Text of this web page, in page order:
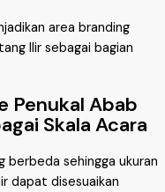
area branding
Ilir sebagai bagian
Penukal Abab
Skala Acara
sehingga ukuran
dapat disesuaikan